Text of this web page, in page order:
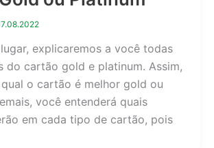
explicaremos a você todas
do cartão gold e platinum. Assim,
o cartão é melhor gold ou
você entenderá quais
em cada tipo de cartão, pois